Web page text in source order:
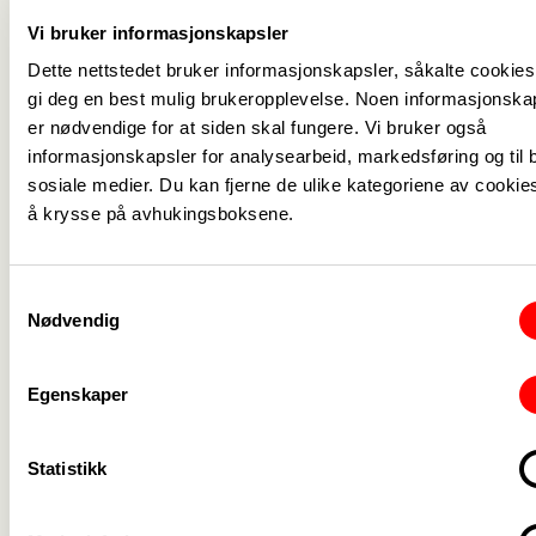
Vi bruker informasjonskapsler
Dette nettstedet bruker informasjonskapsler, såkalte
gi deg en best mulig brukeropplevelse. Noen
er nødvendige for at siden skal fungere. Vi bruker også
informasjonskapsler for analysearbeid, markedsføring og til
sosiale medier. Du kan fjerne de ulike kategoriene av
å krysse på avhukingsboksene.
Nødvendig
Egenskaper
Statistikk
Sel
04.02.2021,
Otta kulturhus
Påmelding her
Sykehuset
Gjøvik
Påmelding her
Sykehuset
Utsatt til
Sykehuset
Lillehammer
Innlandet Reinsvoll
Stor-Elvdal